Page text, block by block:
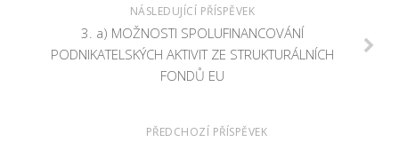
NÁSLEDUJÍCÍ PŘÍSPĚVEK
3. a) MOŽNOSTI SPOLUFINANCOVÁNÍ
PODNIKATELSKÝCH AKTIVIT ZE STRUKTURÁLNÍCH
FONDŮ EU
PŘEDCHOZÍ PŘÍSPĚVEK